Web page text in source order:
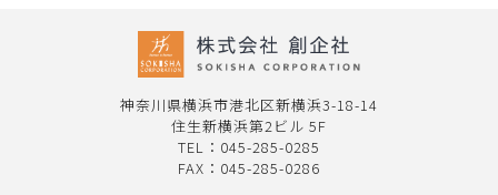
神奈川県横浜市港北区新横浜3-18-14
住生新横浜第2ビル 5F
TEL： 045-285-0285
FAX：045-285-0286